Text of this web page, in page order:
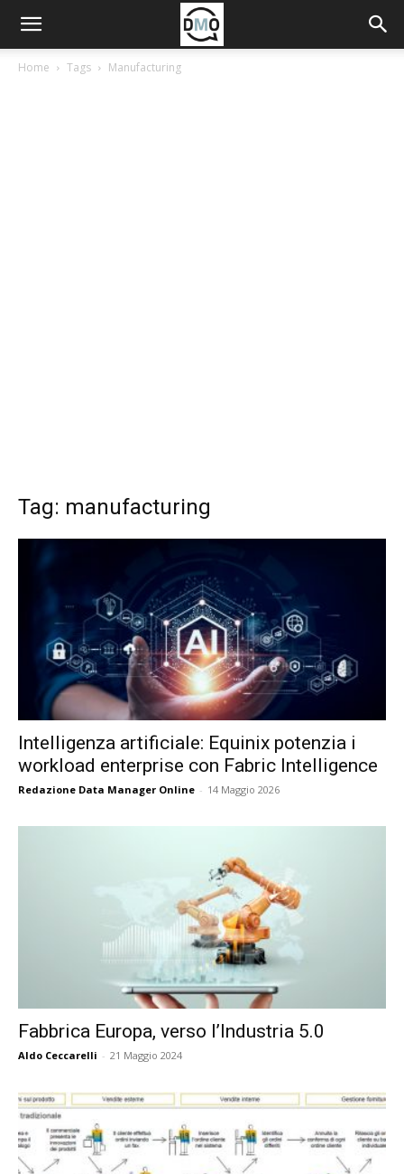
Home Tags Manufacturing
Tag: manufacturing
Intelligenza artificiale: Equinix potenzia i
workload enterprise con Fabric Intelligence
Redazione Data Manager Online - 14 Maggio 2026
Fabbrica Europa, verso l’Industria 5.0
Aldo Ceccarelli - 21 Maggio 2024